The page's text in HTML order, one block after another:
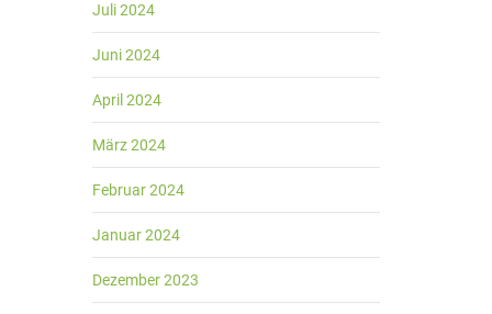
Juli 2024
Juni 2024
April 2024
März 2024
Februar 2024
Januar 2024
Dezember 2023